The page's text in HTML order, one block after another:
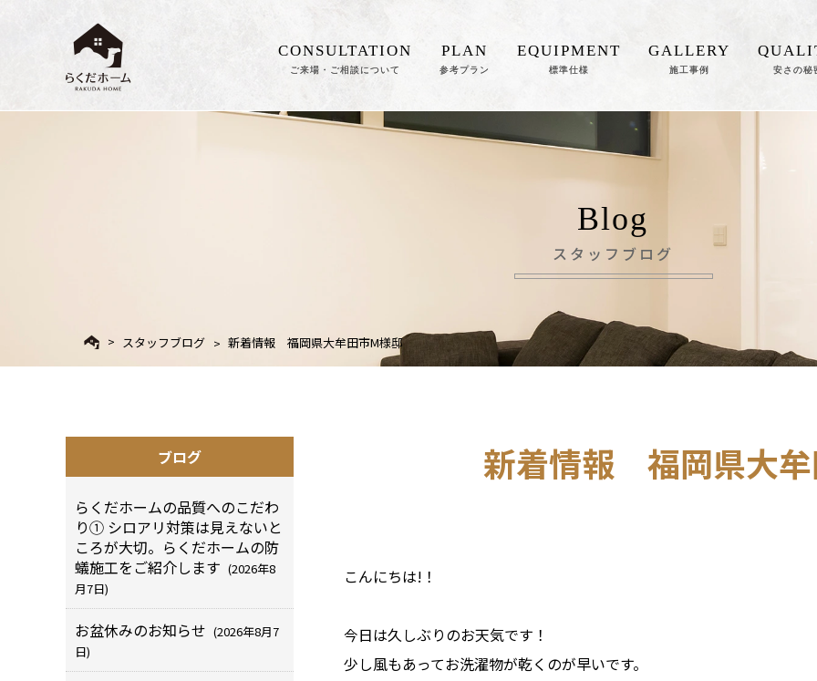
CONSULTATION
ご来場・ご相談について
PLAN
参考プラン
EQUIPMENT
標準仕様
GALLERY
施工事例 安さの秘
Blog
スタッフブログ
スタッフブログ 新着情報 福岡県大牟田市M様邸
新着情報 福岡県大牟
こんにちは!！
今日は久しぶりのお天気です！
少し風もあってお洗濯物が乾くのが早いです。
ブログ
らくだホームの品質へのこだわ
り① シロアリ対策は見えないと
ころが大切。らくだホームの防
蟻施工をご紹介します (2026年8
月7日)
お盆休みのお知らせ (2026年8月7
日)